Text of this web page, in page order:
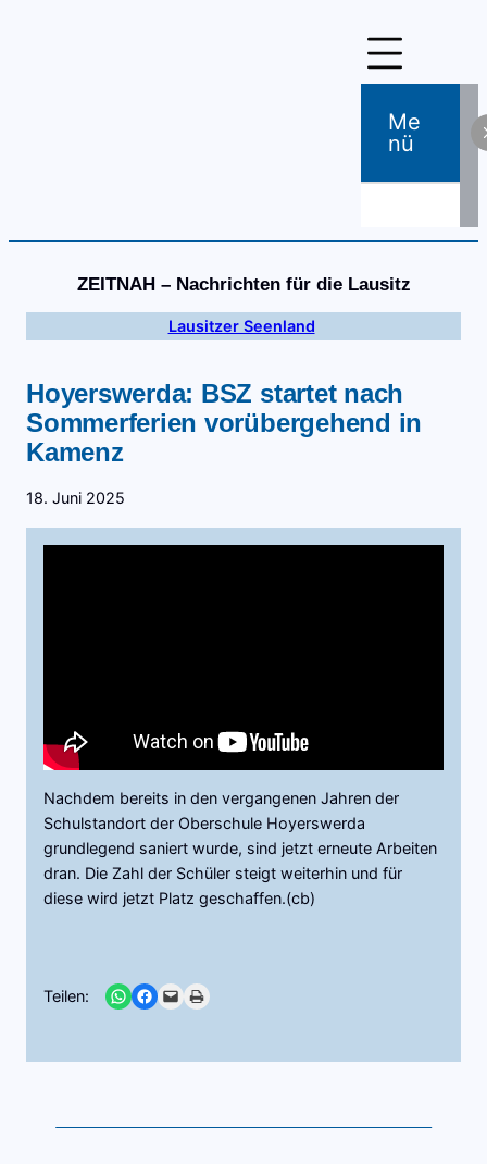
Me
Nü
ZEITNAH – Nachrichten für die Lausitz
Lausitzer Seenland
Hoyerswerda: BSZ startet nach
Sommerferien vorübergehend in
Kamenz
18. Juni 2025
Nachdem bereits in den vergangenen Jahren der
Schulstandort der Oberschule Hoyerswerda
grundlegend saniert wurde, sind jetzt erneute Arbeiten
dran. Die Zahl der Schüler steigt weiterhin und für
diese wird jetzt Platz geschaffen.(cb)
Teilen: Share on WhatsApp
Share on Facebook
Email this PagePrint this Page